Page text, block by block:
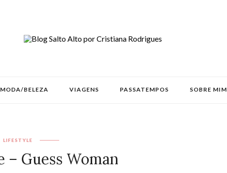
MODA/BELEZA VIAGENS PASSATEMPOS SOBRE MIM
LIFESTYLE
Time to Give‏ – Guess Woman